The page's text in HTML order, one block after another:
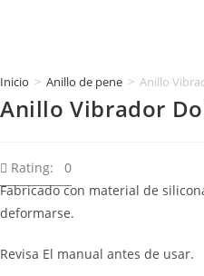
Inicio > Anillo de pene > Anillo
Anillo Vibrador
Rating: 0
Fabricado con material de
deformarse.
Revisa El manual antes de usar.